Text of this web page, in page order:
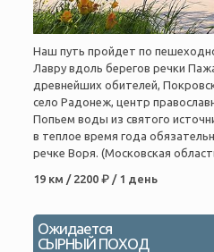
Наш путь пройдет по
Лавру вдоль берегов речки
древнейших обителей,
село Радонеж, центр
Попьем воды из святого
в теплое время года
речке Воря. (Московская
19 км / 2200 ₽ / 1 день
Ожидается
СЫРНЫЙ ПОХОД